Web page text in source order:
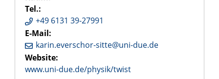
Tel.:
+49 6131 39-27991
E-Mail:
karin.everschor-sitte@uni-due.de
Website:
www.uni-due.de/physik/twist